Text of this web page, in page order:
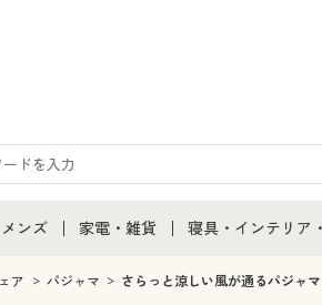
べて
メンズ
メンズ通販すべて
家電・雑貨
家電・雑貨すべて
寝具・インテリア
寝具・インテリア
ア パジャマ さらっと涼しい風が通るパジャマ